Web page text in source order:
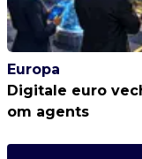
Europa
Digitale euro
om agents